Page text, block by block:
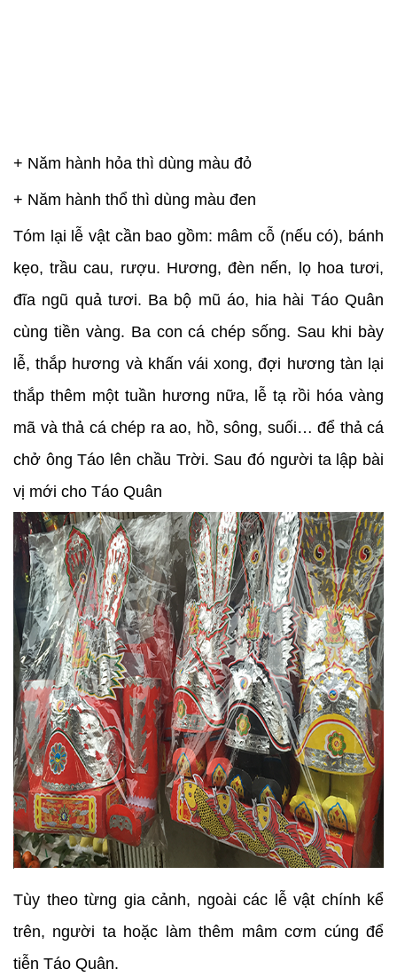
+ Năm hành hỏa thì dùng màu đỏ
+ Năm hành thổ thì dùng màu đen
Tóm lại lễ vật cần bao gồm: mâm cỗ (nếu có), bánh
kẹo, trầu cau, rượu. Hương, đèn nến, lọ hoa tươi,
đĩa ngũ quả tươi. Ba bộ mũ áo, hia hài Táo Quân
cùng tiền vàng. Ba con cá chép sống. Sau khi bày
lễ, thắp hương và khấn vái xong, đợi hương tàn lại
thắp thêm một tuần hương nữa, lễ tạ rồi hóa vàng
mã và thả cá chép ra ao, hồ, sông, suối… để thả cá
chở ông Táo lên chầu Trời. Sau đó người ta lập bài
vị mới cho Táo Quân
Tùy theo từng gia cảnh, ngoài các lễ vật chính kể
trên, người ta hoặc làm thêm mâm cơm cúng để
tiễn Táo Quân.